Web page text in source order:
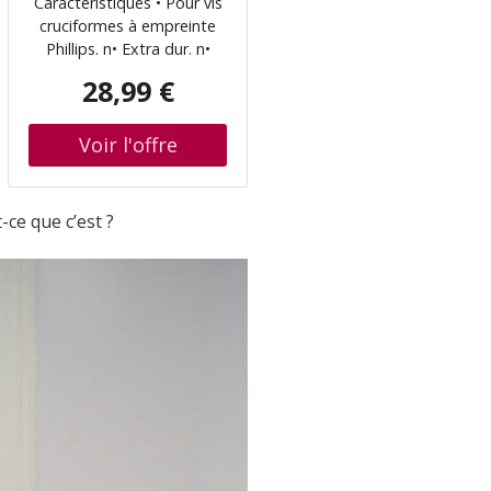
extra-dur WERA
(05059855001)
cruciformes à empreinte
Phillips. n• Extra dur. n•
l’usure prématurée. n•
(série de raccordement
Wera 4). n• Compatible
avec AEG, ARO, Atlas-
Copco, Biax,
Black&Decker,; Bosch,
Buckeye Tools, entre
28,99 €
que c’est ?